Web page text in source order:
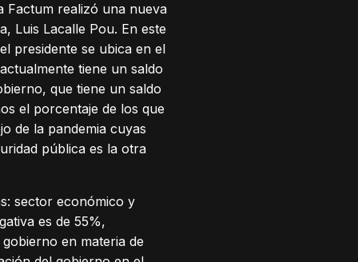
Factum realizó una nueva
Luis Lacalle Pou. En este
presidente se ubica en el
tiene un saldo
que tiene un saldo
el porcentaje de los que
de la pandemia cuyas
pública es la otra
sector económico y
es de 55%,
en materia de